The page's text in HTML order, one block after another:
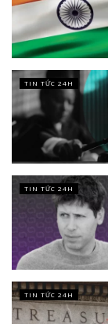
TIN TỨC 24H
TIN TỨC 24H
TIN TỨC 24H